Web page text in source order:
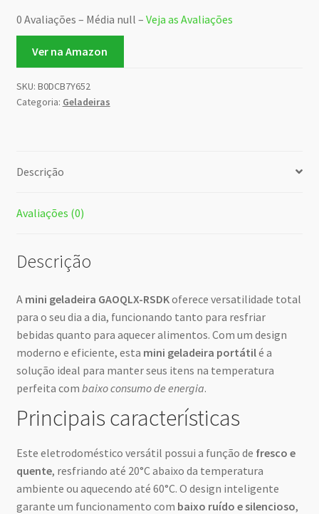
0 Avaliações – Média null – Veja as Avaliações
Ver na Amazon
SKU: B0DCB7Y652
Categoria: Geladeiras
Descrição
Avaliações (0)
Descrição
A mini geladeira GAOQLX-RSDKoferece versatilidade total
para o seu dia a dia, funcionando tanto para resfriar
bebidas quanto para aquecer alimentos. Com um design
moderno e eficiente, esta mini geladeira portátilé a
solução ideal para manter seus itens na temperatura
perfeita com baixo consumo de energia.
Principais características
Este eletrodoméstico versátil possui a função de fresco e
quente, resfriando até 20°C abaixo da temperatura
ambiente ou aquecendo até 60°C. O design inteligente
garante um funcionamento com baixo ruído e silencioso,